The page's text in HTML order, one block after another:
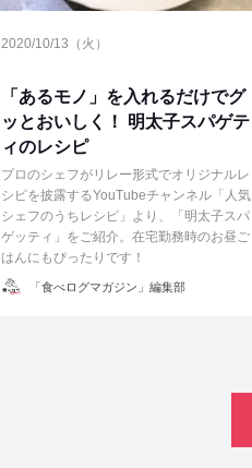
2020/10/13（火）
「あるモノ」を入れるだけでグ
ッとおいしく！ 明太子スパゲテ
ィのレシピ
プロのシェフがリレー形式でオリジナルレ
シピを披露するYouTubeチャンネル「人気
シェフのうちレシピ」より、「明太子スパ
ゲッティ」をご紹介。在宅勤務時のお昼ご
はんにもぴったりです！
投「食べログマガジン」編集部